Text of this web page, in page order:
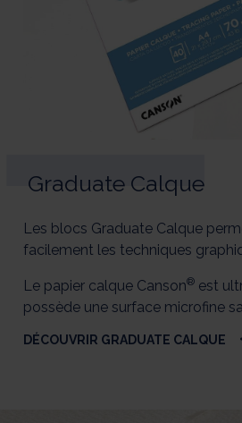
Graduate Calque
Les blocs Graduate Calque
facilement les techniques
Le papier calque Canson® est
possède une surface microfine
DÉCOUVRIR GRADUATE CALQUE